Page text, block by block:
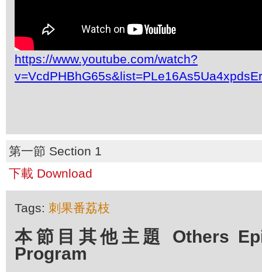
https://www.youtube.com/watch?
第一節 Section 1
下載 Download
Tags: 刺果番荔枝
本節目其他主題 Others
Program